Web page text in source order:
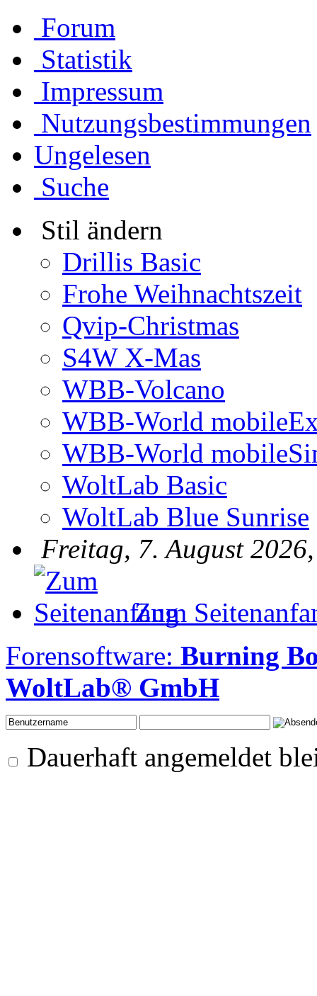
Forum
Statistik
Impressum
Nutzungsbestimmungen
Ungelesen
Suche
Stil ändern
Drillis Basic
Frohe Weihnachtszeit
Qvip-Christmas
S4W X-Mas
WBB-Volcano
WBB-World
WBB-World
WoltLab Basic
WoltLab Blue Sunrise
Freitag, 7. August
Zum
Forensoftware: Burning
WoltLab® GmbH
Dauerhaft angemeldet